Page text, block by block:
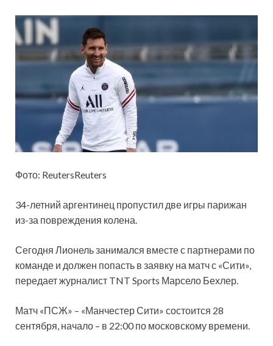
Фото: ReutersReuters
34-летний аргентинец пропустил две игры парижан
из-за повреждения колена.
Сегодня Лионель занимался вместе с партнерами по
команде и должен попасть в заявку на матч с «Сити»,
передает журналист TNT Sports Марсело Бехлер.
Матч «ПСЖ» – «Манчестер Сити» состоится 28
сентября, начало – в 22:00 по московскому времени.